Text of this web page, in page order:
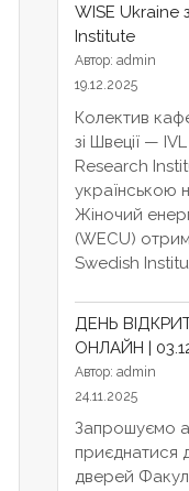
WISE Ukraine
Institute
Автор: admin
19.12.2025
Колектив
зі Швеції —
Research
українською
Жіночий
(WECU)
Swedish
ДЕНЬ
ОНЛАЙН |
Автор: admin
24.11.2025
Запрошуємо
приєднатися
дверей